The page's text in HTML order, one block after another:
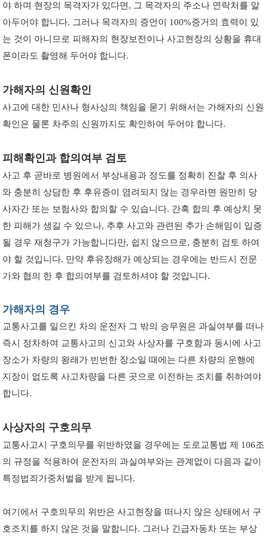
야 하며 현장의 목격자가 있다면, 그 목격자의 주소나 연락처를 알
아두어야 합니다. 그러나 목격자의 증언이 100%증거의 효력이 있
는 것이 아니므로 피해자의 현장보전이나 사고현장의 상황을 휴대
폰이라도 촬영해 두어야 합니다.
가해자의 신원확인
사고에 대한 민사나 형사상의 책임을 묻기 위해서는 가해자의 신원
확인은 물론 차주의 신원까지도 확인하여 두어야 합니다.
피해확인과 합의여부 검토
사고 후 곧바로 병원에서 부상내용과 정도를 정확히 진찰 후 의사
와 충분히 상담한 후 후유증이 염려되지 않는 경우라면 원만히 당
사자간 또는 보험사와 합의할 수 있습니다. 간혹 합의 후 예상치 못
한 피해가 생길 수 있으나, 추후 사고와 관련된 추가 손해임이 입증
될 경우 재청구가 가능합니다만, 쉽지 않으므로, 충분히 검토 하여
야 할 것입니다. 만약 후유장해가 예상되는 경우에는 반드시 전문
가와 협의 한 후 합의여부를 검토하셔야 할 것입니다.
가해자의 경우
교통사고를 일으킨 차의 운전자 그 밖의 승무원은 과실여부를 떠나
즉시 정차하여 교통사고의 신고와 사상자를 구호함과 동시에 사고
장소가 차량의 왕래가 빈번한 장소일 때에는 다른 차량의 운행에
지장이 없도록 사고차량을 다른 곳으로 이전하는 조치를 취하여야
합니다.
사상자의 구호의무
교통사고시 구호의무를 위반하였을 경우에는 도로교통법 제 106조
의 규정을 적용하여 운전자의 과실여부와는 관계없이 다음과 같이
특정법죄가중처벌을 받게 됩니다.
여기에서 구호의무의 위반은 사고현장을 떠나지 않은 상태에서 구
호조치를 하지 않은 것을 말합니다. 그러나 긴급자동차 또는 부상